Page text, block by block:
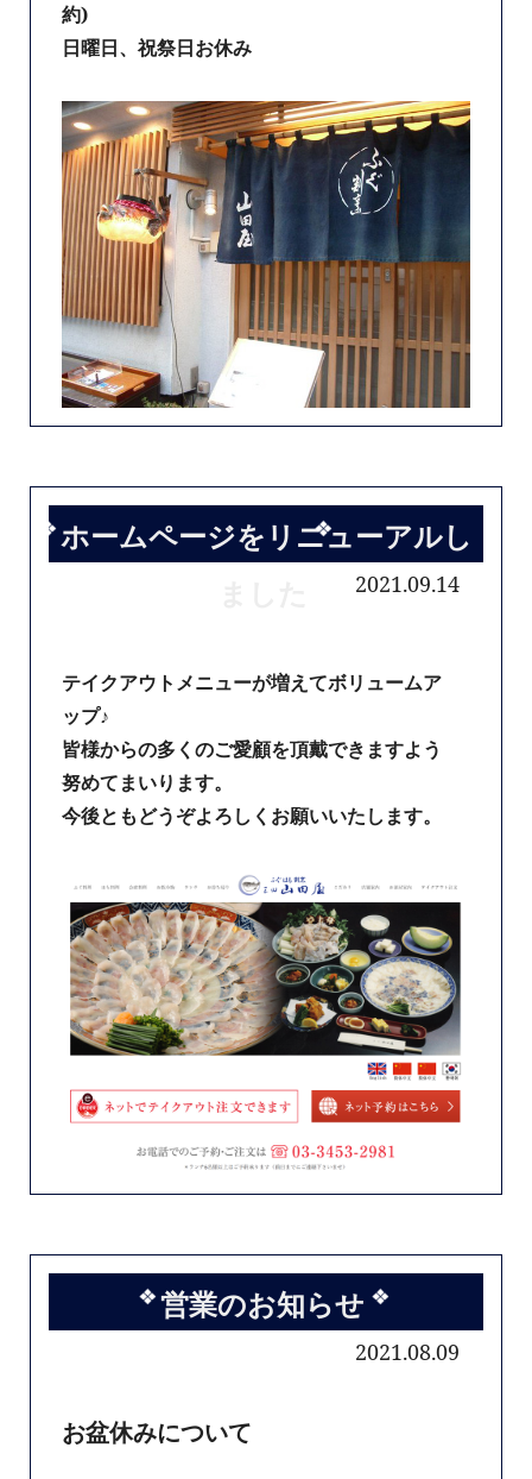
約)
日曜日、祝祭日お休み
ホームページをリニューアルし
2021.09.14
テイクアウトメニューが増えてボリュームア
ップ♪
皆様からの多くのご愛顧を頂戴できますよう
努めてまいります。
今後ともどうぞよろしくお願いいたします。
営業のお知らせ
2021.08.09
お盆休みについて